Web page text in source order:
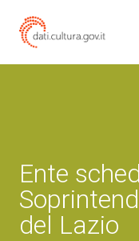
Ente
del Lazio